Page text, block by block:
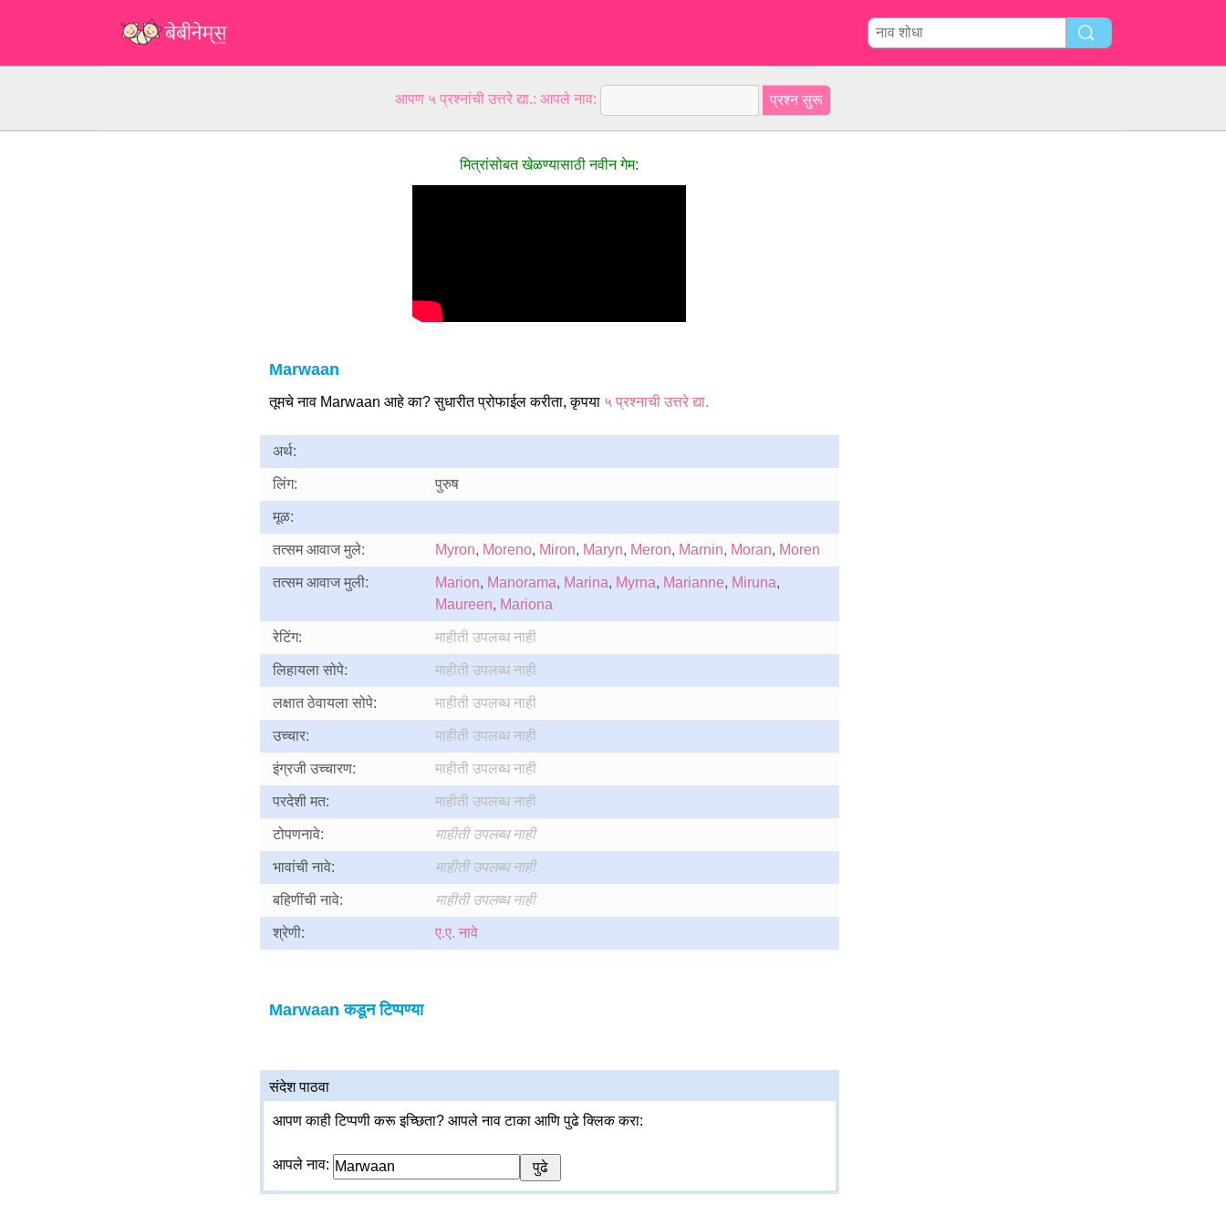
आपण ५ प्रश्नांची उत्तरे द्या.: आपले नाव:
मित्रांसोबत खेळण्यासाठी नवीन गेम:
Marwaan
तूमचे नाव Marwaan आहे का? सुधारीत प्रोफाईल करीता, कृपया ५ प्रश्नाची उत्तरे द्या.
अर्थ:
लिंग: पुरुष
मूळ:
तत्सम आवाज मुले: Myron, Moreno, Miron, Maryn, Meron, Marnin, Moran, Moren
तत्सम आवाज मुली: Marion, Manorama, Marina, Myrna, Marianne, Miruna,
Maureen, Mariona
रेटिंग: माहीती उपलब्ध नाही
लिहायला सोपे: माहीती उपलब्ध नाही
लक्षात ठेवायला सोपे: माहीती उपलब्ध नाही
उच्चार: माहीती उपलब्ध नाही
इंग्रजी उच्चारण: माहीती उपलब्ध नाही
परदेशी मत: माहीती उपलब्ध नाही
टोपणनावे: माहीती उपलब्ध नाही
भावांची नावे: माहीती उपलब्ध नाही
बहिणींची नावे: माहीती उपलब्ध नाही
श्रेणी: ए.ए. नावे
Marwaan कडून टिप्पण्या
संदेश पाठवा
आपण काही टिप्पणी करू इच्छिता? आपले नाव टाका आणि पुढे क्लिक करा:
आपले नाव: